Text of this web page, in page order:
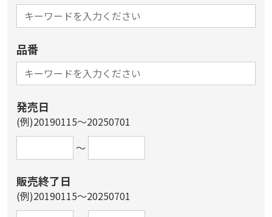
品番
発売日
(例)20190115～20250701
～
販売終了日
(例)20190115～20250701